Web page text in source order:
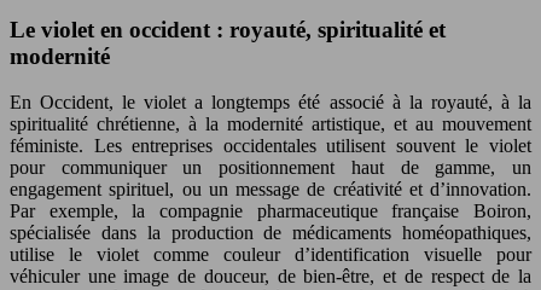
Le violet en occident : royauté, spiritualité et
modernité
En Occident, le violet a longtemps été associé à la royauté, à la
spiritualité chrétienne, à la modernité artistique, et au mouvement
féministe. Les entreprises occidentales utilisent souvent le violet
pour communiquer un positionnement haut de gamme, un
engagement spirituel, ou un message de créativité et d’innovation.
Par exemple, la compagnie pharmaceutique française Boiron,
spécialisée dans la production de médicaments homéopathiques,
utilise le violet comme couleur d’identification visuelle pour
véhiculer une image de douceur, de bien-être, et de respect de la